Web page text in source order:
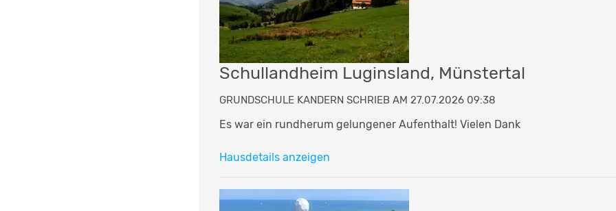
Schullandheim Luginsland, Münstertal
GRUNDSCHULE KANDERN SCHRIEB AM 27.07.2026 09:38
Es war ein rundherum gelungener Aufenthalt! Vielen Dank
Hausdetails anzeigen